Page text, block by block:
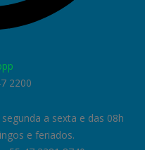
2200
a sexta e das 08h
e feriados.